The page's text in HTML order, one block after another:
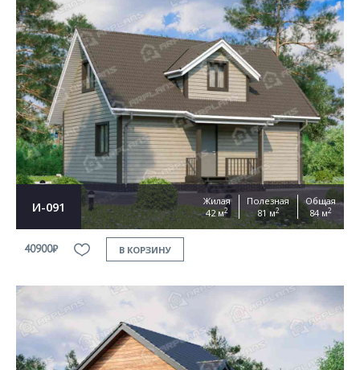
И-091
Жилая
42 м2
Полезная
81 м2
Общая
84 м2
40900₽ В КОРЗИНУ